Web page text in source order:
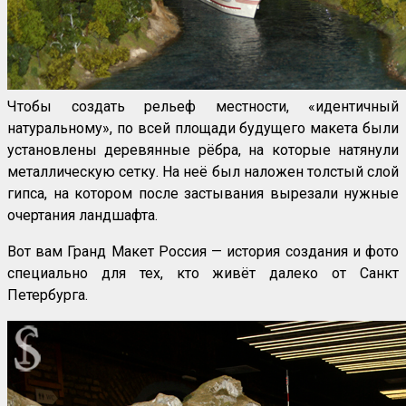
Чтобы создать рельеф местности, «идентичный
натуральному», по всей площади будущего макета были
установлены деревянные рёбра, на которые натянули
металлическую сетку. На неё был наложен толстый слой
гипса, на котором после застывания вырезали нужные
очертания ландшафта.
Вот вам Гранд Макет Россия — история создания и фото
специально для тех, кто живёт далеко от Санкт
Петербурга.